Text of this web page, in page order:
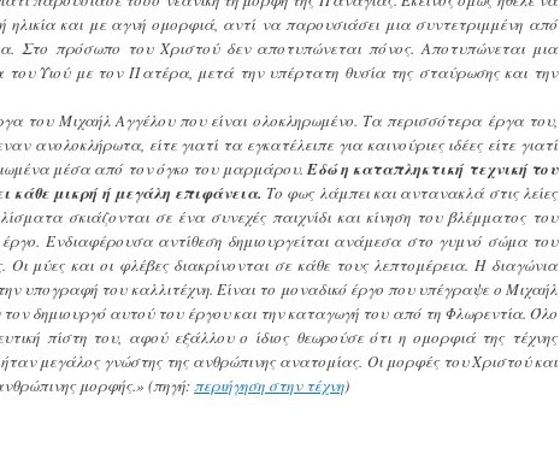
και με αγνή ομορφιά, αντί να παρουσιάσει μια συντετριμμένη από
Στο πρόσωπο του Χριστού δεν αποτυπώνεται πόνος. Αποτυπώνεται μια
του Υιού με τον Πατέρα, μετά την υπέρτατη θυσία της σταύρωσης και την
του Μιχαήλ Αγγέλου που είναι ολοκληρωμένο. Τα περισσότερα έργα του,
ανολοκλήρωτα, είτε γιατί τα εγκατέλειπε για καινούριες ιδέες είτε γιατί
μέσα από τον όγκο του μαρμάρου. Εδώ η καταπληκτική τεχνική του
κάθε μικρή ή μεγάλη επιφάνεια. Το φως λάμπει και αντανακλά στις λείες
σκιάζονται σε ένα συνεχές παιχνίδι και κίνηση του βλέμματος του
Ενδιαφέρουσα αντίθεση δημιουργείται ανάμεσα στο γυμνό σώμα του
μύες και οι φλέβες διακρίνονται σε κάθε τους λεπτομέρεια. Η διαγώνια
υπογραφή του καλλιτέχνη. Είναι το μοναδικό έργο που υπέγραψε ο Μιχαήλ
τον δημιουργό αυτού του έργου και την καταγωγή του από τη Φλωρεντία. Όλο
πίστη του, αφού εξάλλου ο ίδιος θεωρούσε ότι η ομορφιά της τέχνης
μεγάλος γνώστης της ανθρώπινης ανατομίας. Οι μορφές του Χριστού και
μορφής.» (πηγή: περιήγηση στην τέχνη)